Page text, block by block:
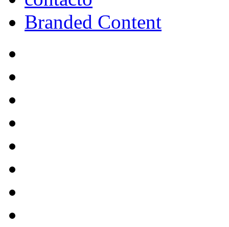
Branded Content